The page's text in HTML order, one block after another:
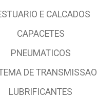
E CALCADOS
CAPACETES
PNEUMATICOS
DE TRANSMISSAO
LUBRIFICANTES